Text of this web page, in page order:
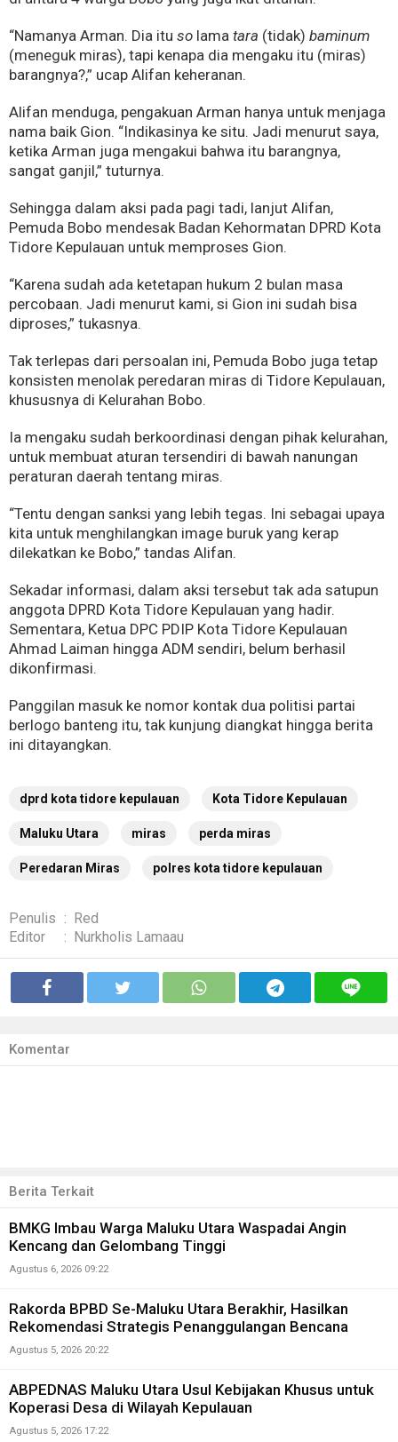
“Namanya Arman. Dia itu so lama tara (tidak) baminum
(meneguk miras), tapi kenapa dia mengaku itu (miras)
barangnya?,” ucap Alifan keheranan.
Alifan menduga, pengakuan Arman hanya untuk menjaga
nama baik Gion. “Indikasinya ke situ. Jadi menurut saya,
ketika Arman juga mengakui bahwa itu barangnya,
sangat ganjil,” tuturnya.
Sehingga dalam aksi pada pagi tadi, lanjut Alifan,
Pemuda Bobo mendesak Badan Kehormatan DPRD Kota
Tidore Kepulauan untuk memproses Gion.
“Karena sudah ada ketetapan hukum 2 bulan masa
percobaan. Jadi menurut kami, si Gion ini sudah bisa
diproses,” tukasnya.
Tak terlepas dari persoalan ini, Pemuda Bobo juga tetap
konsisten menolak peredaran miras di Tidore Kepulauan,
khususnya di Kelurahan Bobo.
Ia mengaku sudah berkoordinasi dengan pihak kelurahan,
untuk membuat aturan tersendiri di bawah nanungan
peraturan daerah tentang miras.
“Tentu dengan sanksi yang lebih tegas. Ini sebagai upaya
kita untuk menghilangkan image buruk yang kerap
dilekatkan ke Bobo,” tandas Alifan.
Sekadar informasi, dalam aksi tersebut tak ada satupun
anggota DPRD Kota Tidore Kepulauan yang hadir.
Sementara, Ketua DPC PDIP Kota Tidore Kepulauan
Ahmad Laiman hingga ADM sendiri, belum berhasil
dikonfirmasi.
Panggilan masuk ke nomor kontak dua politisi partai
berlogo banteng itu, tak kunjung diangkat hingga berita
ini ditayangkan.
dprd kota tidore kepulauan Kota Tidore Kepulauan
Maluku Utara miras perda miras
Peredaran Miras polres kota tidore kepulauan
Penulis : Red
Editor
: Nurkholis Lamaau
Komentar
Berita Terkait
BMKG Imbau Warga Maluku Utara Waspadai Angin
Kencang dan Gelombang Tinggi
Agustus 6, 2026 09:22
Rakorda BPBD Se-Maluku Utara Berakhir, Hasilkan
Rekomendasi Strategis Penanggulangan Bencana
Agustus 5, 2026 20:22
ABPEDNAS Maluku Utara Usul Kebijakan Khusus untuk
Koperasi Desa di Wilayah Kepulauan
Agustus 5, 2026 17:22